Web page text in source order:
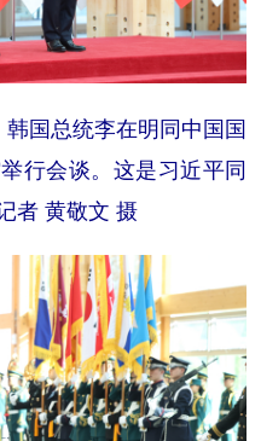
国总统李在明同中国国
行会谈。这是习近平同
者 黄敬文 摄